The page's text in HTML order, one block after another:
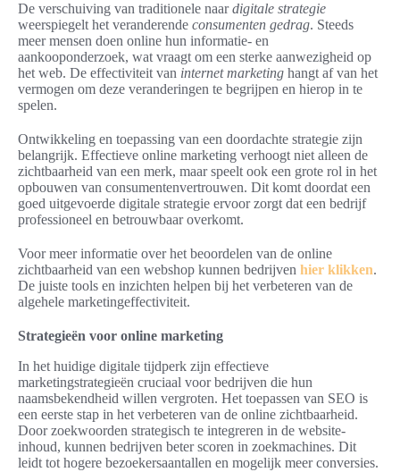
De verschuiving van traditionele naardigitale strategie
weerspiegelt het veranderende consumenten gedrag. Steeds
meer mensen doen online hun informatie- en
aankooponderzoek, wat vraagt om een sterke aanwezigheid op
het web. De effectiviteit van internet marketing hangt af van het
vermogen om deze veranderingen te begrijpen en hierop in te
spelen.
Ontwikkeling en toepassing van een doordachte strategie zijn
belangrijk. Effectieve online marketing verhoogt niet alleen de
zichtbaarheid van een merk, maar speelt ook een grote rol in het
opbouwen van consumentenvertrouwen. Dit komt doordat een
goed uitgevoerde digitale strategie ervoor zorgt dat een bedrijf
professioneel en betrouwbaar overkomt.
Voor meer informatie over het beoordelen van de online
zichtbaarheid van een webshop kunnen bedrijven hier klikken.
De juiste tools en inzichten helpen bij het verbeteren van de
algehele marketingeffectiviteit.
Strategieën voor online marketing
In het huidige digitale tijdperk zijn effectieve
marketingstrategieën cruciaal voor bedrijven die hun
naamsbekendheid willen vergroten. Het toepassen van SEO is
een eerste stap in het verbeteren van de online zichtbaarheid.
Door zoekwoorden strategisch te integreren in de website-
inhoud, kunnen bedrijven beter scoren in zoekmachines. Dit
leidt tot hogere bezoekersaantallen en mogelijk meer conversies.